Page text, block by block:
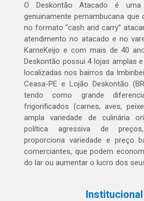
O Deskontão Atacado é uma
genuinamente pernambucana
no formato “cash and carry”
atendimento no atacado e no
KarneKeijo e com mais de 40
Deskontão possui 4 lojas amplas
localizadas nos bairros da
Ceasa-PE e Lojão Deskontão
tendo como grande
frigorificados (carnes, aves,
ampla variedade de culinária
política agressiva de
proporciona variedade e preço
comerciantes, que podem
do lar ou aumentar o lucro dos
Institucional